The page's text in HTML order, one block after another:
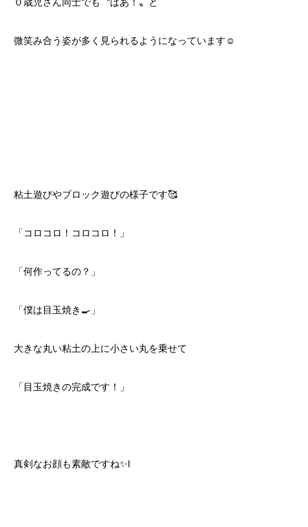
微笑み合う姿が多く見られるようになっています☺️
粘土遊びやブロック遊びの様子です🥰
「コロコロ！コロコロ！」
「何作ってるの？」
「僕は目玉焼き🍳」
大きな丸い粘土の上に小さい丸を乗せて
「目玉焼きの完成です！」
真剣なお顔も素敵ですね✨l